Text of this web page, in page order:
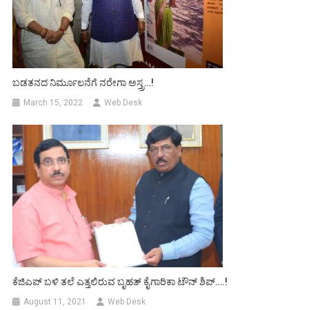
ಬಡತನದ ನಿರ್ಮೂಲನೆಗೆ ನರೇಗಾ ಅಸ್ತ್ರ…!
March 15, 2022 Web Desk
ಕೆಜಿಎಪ್ ಬಳಿ ತಲೆ ಎತ್ತಲಿರುವ ಬೃಹತ್ ಕೈಗಾರಿಕಾ ಟೌನ್ ಶಿಪ್….!
August 11, 2021 Web Desk